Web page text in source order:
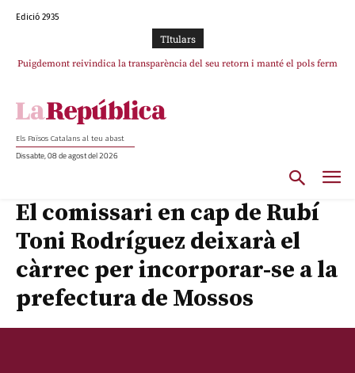
Edició 2935
TItulars
Puigdemont reivindica la transparència del seu retorn i manté el pols ferm
Els Països Catalans al teu abast
Dissabte, 08 de agost del 2026
El comissari en cap de Rubí
Toni Rodríguez deixarà el
càrrec per incorporar-se a la
prefectura de Mossos